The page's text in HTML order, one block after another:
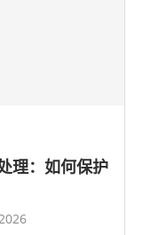
理：如何保护